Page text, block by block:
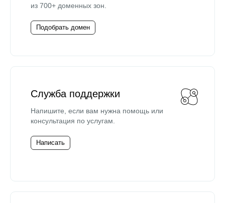
из 700+ доменных зон.
Подобрать домен
Служба поддержки
Напишите, если вам нужна помощь или
консультация по услугам.
Написать